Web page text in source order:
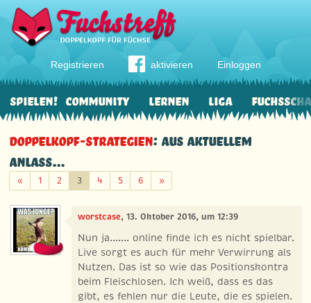
Registrieren aktivieren Einloggen
Community Lernen Liga
Spielen!
Doppelkopf-Strategien: aus aktuellem
Anlass...
«Zurück
1 2 3 4 5 6 »Weiter
worstcase, 13. Oktober 2016, um 12:39
Nun ja....... online finde ich es nicht spielbar.
Live sorgt es auch für mehr Verwirrung als
Nutzen. Das ist so wie das Positionskontra
beim Fleischlosen. Ich weiß, dass es das
gibt, es fehlen nur die Leute, die es spielen.